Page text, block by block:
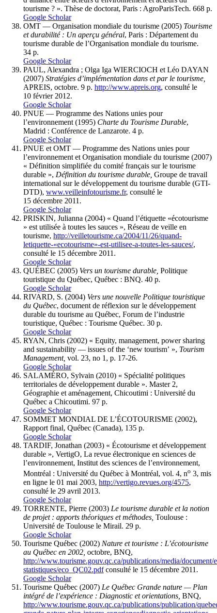
tourisme ? ». Thèse de doctorat, Paris : AgroParisTech. 668 p.
Google Scholar
OMT — Organisation mondiale du tourisme (2005) Tourisme
et durabilité : Un aperçu général, Paris : Département du
tourisme durable de l’Organisation mondiale du tourisme.
34 p.
Google Scholar
PAUL, Alexandra ; Olga Iga WIERCIOCH et Léo DAYAN
(2007) Stratégies d’implémentation dans et par le tourisme,
APREIS, octobre. 9 p. http://www.apreis.org, consulté le
10 février 2012.
Google Scholar
PNUE — Programme des Nations unies pour
l’environnement (1995) Charte du Tourisme Durable,
Madrid : Conférence de Lanzarote. 4 p.
Google Scholar
PNUE et OMT — Programme des Nations unies pour
l’environnement et Organisation mondiale du tourisme (2007)
« Définition simplifiée du comité français sur le tourisme
durable », Définition du tourisme durable, Groupe de travail
international sur le développement du tourisme durable (GTI-
DTD), www.veilleinfotourisme.fr, consulté le
15 décembre 2011.
Google Scholar
PRISKIN, Julianna (2004) « Quand l’étiquette «écotourisme
» est utilisée à toutes les sauces », Réseau de veille en
tourisme, http://veilletourisme.ca/2004/11/26/quand-
letiquette-«ecotourisme»-est-utilisee-a-toutes-les-sauces/,
consulté le 15 décembre 2011.
Google Scholar
QUÉBEC (2005) Vers un tourisme durable, Politique
touristique du Québec, Québec : BNQ. 40 p.
Google Scholar
RIVARD, S. (2004) Vers une nouvelle Politique touristique
du Québec, document de réflexion sur le développement
durable du tourisme au Québec, Forum de l’industrie
touristique, Québec : Tourisme Québec. 30 p.
Google Scholar
RYAN, Chris (2002) « Equity, management, power sharing
and sustainability — issues of the ‘new tourism’ », Tourism
Management, vol. 23, no 1, p. 17-26.
Google Scholar
SALAMÉRO, Sylvain (2010) « Spécialité politiques
territoriales de développement durable ». Master 2,
Géographie et aménagement, Chicoutimi : Université du
Québec a Chicoutimi. 97 p.
Google Scholar
SOMMET MONDIAL DE L’ÉCOTOURISME (2002),
Rapport final, Québec (Canada), 135 p.
Google Scholar
TARDIF, Jonathan (2003) « Écotourisme et développement
durable », VertigO, La revue électronique en sciences de
l’environnement, Institut des sciences de l’environnement,
Montréal : Université du Québec à Montréal, vol. 4, no 3, mis
en ligne le 01 mai 2003, http://vertigo.revues.org/4575,
consulté le 29 avril 2013.
Google Scholar
TORRENTE, Pierre (2003) Le tourisme durable et la notion
de projet : apports théoriques et méthodes, Toulouse :
Université de Toulouse le Mirail. 29 p.
Google Scholar
Tourisme Québec (2002) Nature et tourisme : L’écotourisme
au Québec en 2002, octobre, BNQ,
http://www.tourisme.gouv.qc.ca/publications/media/document/
statistiques/eco_QC02.pdfconsulté le 15 décembre 2011.
Google Scholar
Tourisme Québec (2007) Le Québec Grande nature — Plan
intégré de l’expérience : Diagnostic et orientations, BNQ,
http://www.tourisme.gouv.qc.ca/publications/publication/